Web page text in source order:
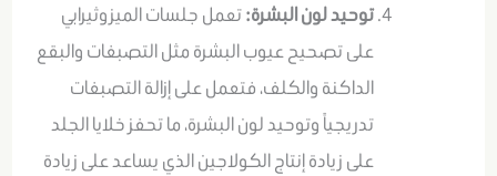
توحيد لون البشرة:تعمل جلسات الميزوثيرابي
على تصحيح عيوب البشرة مثل التصبغات والبقع
الداكنة والكلف، فتعمل على إزالة التصبغات
تدريجياً وتوحيد لون البشرة، ما تحفز خلايا الجلد
على زيادة إنتاج الكولاجين الذي يساعد على زيادة